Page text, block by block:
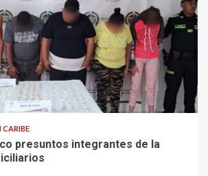
CARIBE
presuntos integrantes de la